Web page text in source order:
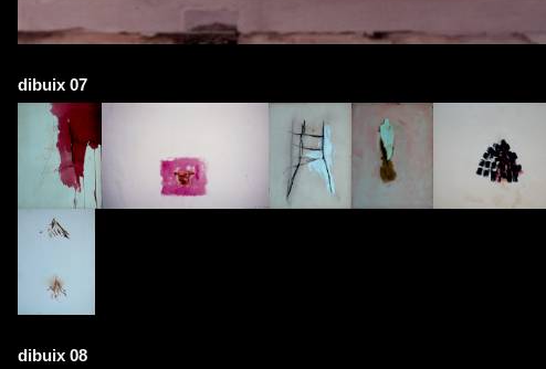
dibuix 07
dibuix 08